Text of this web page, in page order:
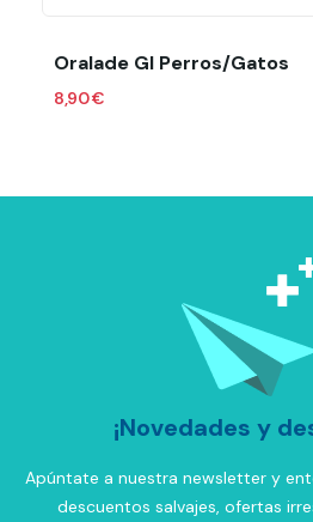
Oralade GI Perros/Gatos
8,90 €
¡Novedades y
Apúntate a nuestra newsletter y
descuentos salvajes, ofertas